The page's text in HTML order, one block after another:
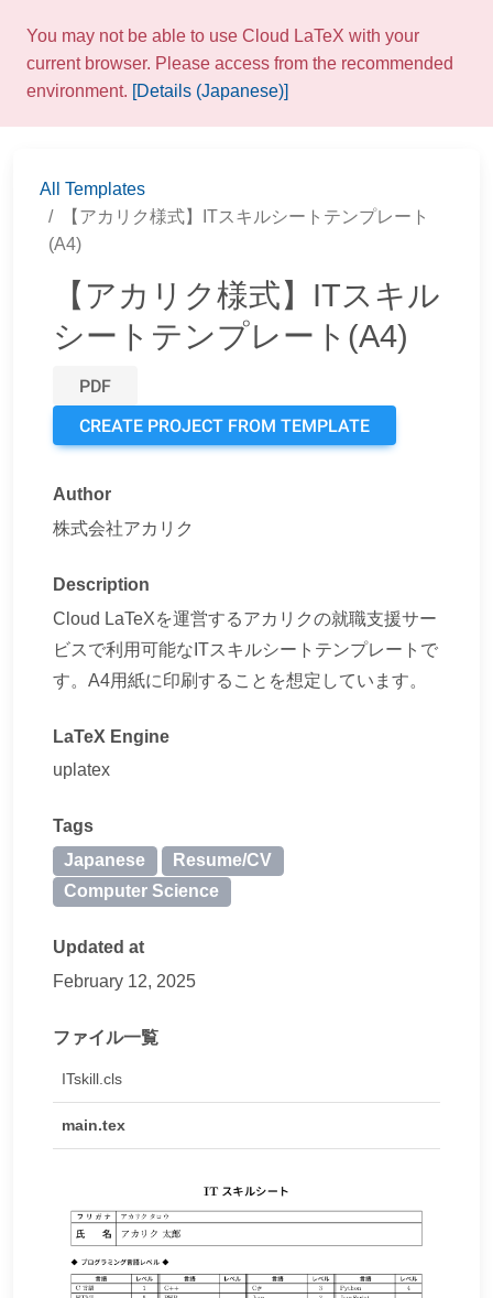
You may not be able to use Cloud LaTeX with your
current browser. Please access from the recommended
environment. [Details (Japanese)]
All Templates
【アカリク様式】ITスキルシートテンプレート
(A4)
【アカリク様式】ITスキル
シートテンプレート(A4)
PDF
CREATE PROJECT FROM TEMPLATE
Author
株式会社アカリク
Description
Cloud LaTeXを運営するアカリクの就職支援サー
ビスで利用可能なITスキルシートテンプレートで
す。A4用紙に印刷することを想定しています。
LaTeX Engine
uplatex
Tags
Japanese
Resume/CV
Computer Science
Updated at
February 12, 2025
ファイル一覧
ITskill.cls
main.tex